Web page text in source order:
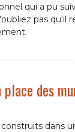
qui a pu
pas qu'il
des
dans